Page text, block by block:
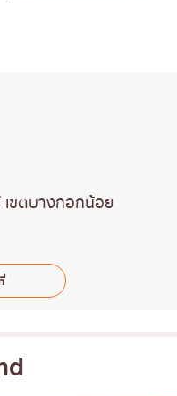
ขตบางกอกน้อย